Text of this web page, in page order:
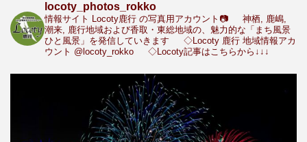
locoty_photos_rokko
情報サイト Locoty鹿行 の写真用アカウント📷
神栖, 鹿嶋,
潮来, 鹿行地域および香取・東総地域の、魅力的な「まち風景
ひと風景」を発信していきます
◇Locoty 鹿行 地域情報アカ
ウント @locoty_rokko ◇Locoty記事はこちらから↓↓↓